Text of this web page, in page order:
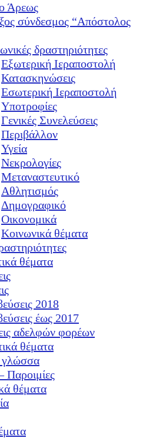
Άρεως
σύνδεσμος “Απόστολος
δραστηριότητες
Εξωτερική Ιεραποστολή
Κατασκηνώσεις
Εσωτερική Ιεραποστολή
Υποτροφίες
Γενικές Συνελεύσεις
Περιβάλλον
Υγεία
Νεκρολογίες
Μεταναστευτικό
Αθλητισμός
Δημογραφικό
Οικονομικά
Κοινωνικά θέματα
θέματα
2018
έως 2017
αδελφών φορέων
θέματα
γλώσσα
Παροιμίες
θέματα